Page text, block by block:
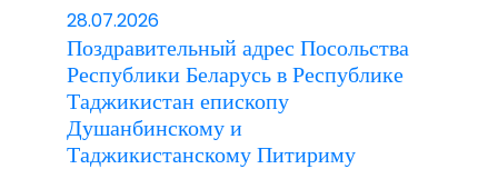
28.07.2026
Поздравительный адрес Посольства
Республики Беларусь в Республике
Таджикистан епископу
Душанбинскому и
Таджикистанскому Питириму